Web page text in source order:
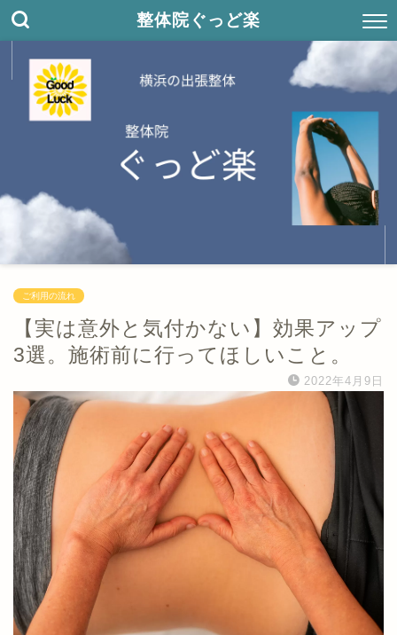
整体院ぐっど楽
ご利用の流れ
【実は意外と気付かない】効果アップ
3選。施術前に行ってほしいこと。
2022年4月9日